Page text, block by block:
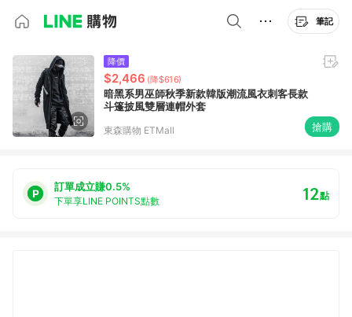
筆記
降價
$2,466 (降$616)
暗黑系男巫師秋季新款韓版潮流風衣刺客長款
斗篷披風雙層連帽外套
東森購物 ETMall 搶購
訂單成立賺0.5%
下單享LINE POINTS點數 12點